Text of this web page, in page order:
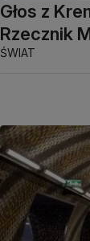
Głos z
Rzecznik
ŚWIAT